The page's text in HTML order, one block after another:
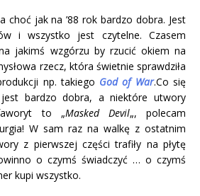
choć jak na ’88 rok bardzo dobra. Jest
i wszystko jest czytelne. Czasem
jakimś wzgórzu by rzucić okiem na
rzecz, która świetnie sprawdziła
np. takiego God of War.Co się
bardzo dobra, a niektóre utwory
to „Masked Devil„, polecam
W sam raz na walkę z ostatnim
z pierwszej części trafiły na płytę
o czymś świadczyć … o czymś
kupi wszystko.